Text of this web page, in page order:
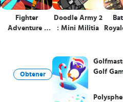
Fighter
Adventure :
Doodle Army 2
: Mini Militia
Obtener
Golf